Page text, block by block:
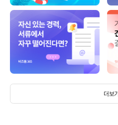
더보기